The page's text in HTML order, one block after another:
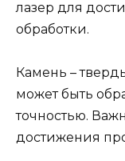
лазер для
обработки.
Камень –
может быть
точностью.
достижения